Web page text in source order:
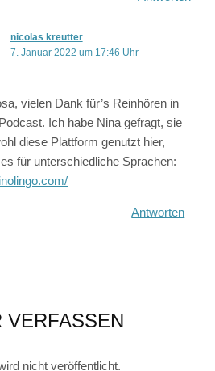
nicolas kreutter
7. Januar 2022 um 17:46 Uhr
vielen Dank für’s Reinhören in
Ich habe Nina gefragt, sie
diese Plattform genutzt hier,
für unterschiedliche Sprachen:
Antworten
VERFASSEN
nicht veröffentlicht.